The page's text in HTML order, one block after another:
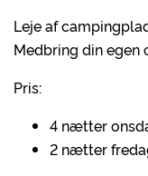
Leje af
Medbring din
Pris:
4 nætter
2 nætter